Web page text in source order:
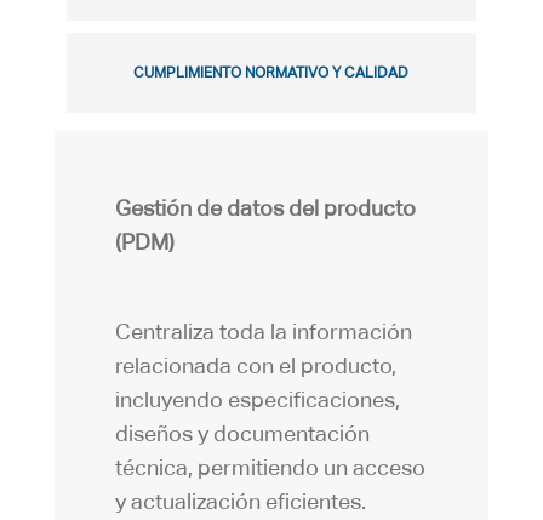
CUMPLIMIENTO NORMATIVO Y CALIDAD
Gestión de datos del producto
(PDM)
Centraliza toda la información
relacionada con el producto,
incluyendo especificaciones,
diseños y documentación
técnica, permitiendo un acceso
y actualización eficientes.